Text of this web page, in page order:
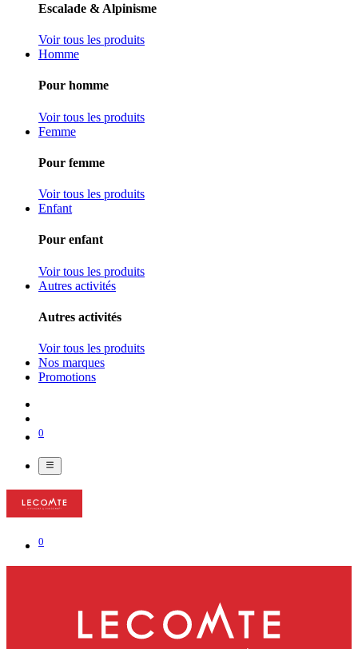
Escalade & Alpinisme
Voir tous les produits
Homme
Pour homme
Voir tous les produits
Femme
Pour femme
Voir tous les produits
Enfant
Pour enfant
Voir tous les produits
Autres activités
Autres activités
Voir tous les produits
Nos marques
Promotions
0
0